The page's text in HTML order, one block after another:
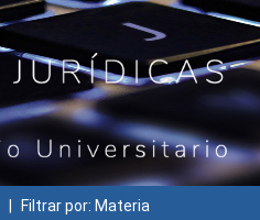
Filtrar por: Materia